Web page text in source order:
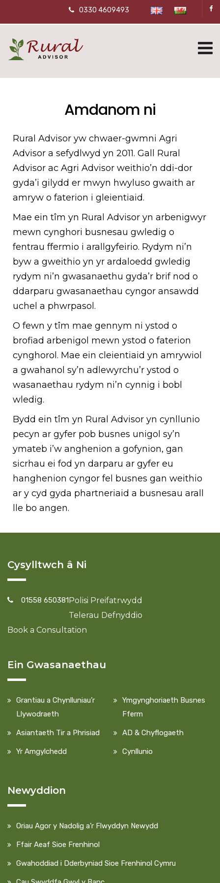
0330 4609493
Amdanom ni
Rural Advisor yw chwaer-gwmni Agri
Advisor a sefydlwyd yn 2011. Gall Rural
Advisor ac Agri Advisor weithio’n ddi-dor
gyda’i gilydd er mwyn hwyluso gwaith ar
amryw o faterion i gleientiaid.
Mae ein tîm yn Rural Advisor yn arbenigwyr
mewn cynghori busnesau gwledig o
fentrau ffermio i arallgyfeirio. Rydym ni’n
byw a gweithio yn yr ardaloedd gwledig
rydym ni’n gwasanaethu gyda’r brif nod o
ddarparu gwasanaethau cyngor ansawdd
uchel a phwrpasol.
O fewn y tîm mae gennym ni ystod o
brofiad arbenigol mewn ystod o faterion
cynghorol. Mae ein cleientiaid yn amrywiol
a gwahanol sy’n adlewyrchu’r ystod o
wasanaethau rydym ni’n cynnig i bobl
wledig.
Bydd ein tîm yn Rural Advisor yn cynllunio
pecyn ar gyfer pob busnes unigol sy’n
ymateb i’w anghenion a gofynion, gan
sicrhau ei fod yn darparu ar gyfer eu
hanghenion cyngor fel busnes gan weithio
ar y cyd gyda phartneriaid a busnesau arall
lle bo angen.
Cysylltwch â Ni
01558 650381 Polisi Preifatrwydd
Telerau Defnyddio
Book a Consultation
Ein Gwasanaethau
Grantiau a Chynlluniau’r
Llywodraeth
Ymgynghoriaeth Busnes
Fferm
Asiantaeth Tir a Phrisiad AD & Chyflogaeth
Yr Amgylchedd Cynllunio
Newyddion
Oriau Agor y Nadolig a’r Flwyddyn Newydd
Ffair Aeaf Sioe Frenhinol
Gwahoddiad i Dderbyniad Sioe Frenhinol Cymru